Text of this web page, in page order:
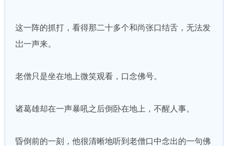
这一阵的抓打，看得那二十多个和尚张口结舌，无法发
岀一声来。
老僧只是坐在地上微笑观看，口念佛号。
诸葛雄却在一声暴吼之后倒卧在地上，不醒人事。
昏倒前的一刻，他很清晰地听到老僧口中念出的一句佛